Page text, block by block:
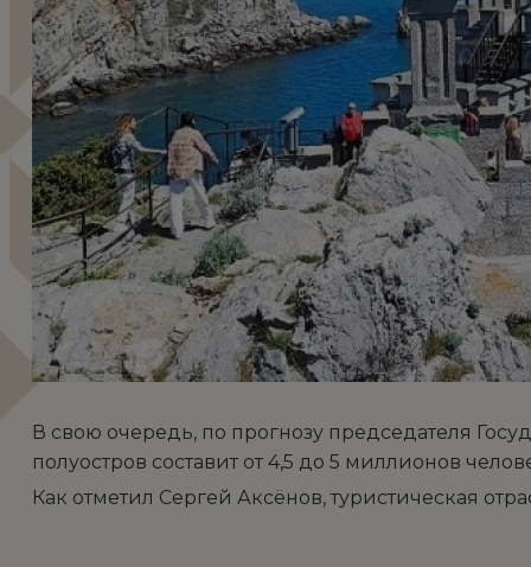
В свою очередь, по прогнозу председателя
полуостров составит от 4,5 до 5 миллионов
Как отметил Сергей Аксёнов, туристическая